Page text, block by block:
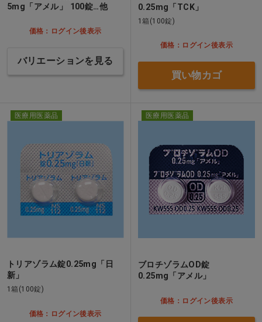
5mg「アメル」 100錠…他
価格：ログイン後表示
バリエーションを見る
0.25mg「TCK」
1箱(100錠)
価格：ログイン後表示
買い物カゴ
医療用医薬品
トリアゾラム錠0.25mg「日
新」
1箱(100錠)
価格：ログイン後表示
医療用医薬品
ブロチゾラムOD錠
0.25mg「アメル」
価格：ログイン後表示